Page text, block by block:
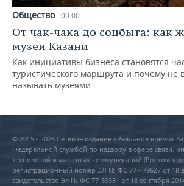
Общество 00:00
От чак-чака до соцбыта: как
музеи Казани
Как инициативы бизнеса становятся
туристического маршрута и почему не
называть музеями
© 2015 - 2026 Сетевое издание «Реальное время»
Федеральной службой по надзору в сфере связи,
технологий и массовых коммуникаций
регистрационный номер ЭЛ № ФС 77 - 79627 от 18
свидетельство Эл № ФС 77-59331 от 18 сентября